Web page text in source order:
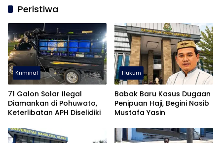
Peristiwa
Kriminal
71 Galon Solar Ilegal
Diamankan di Pohuwato,
Keterlibatan APH Diselidiki
Hukum
Babak Baru Kasus Dugaan
Penipuan Haji, Begini Nasib
Mustafa Yasin